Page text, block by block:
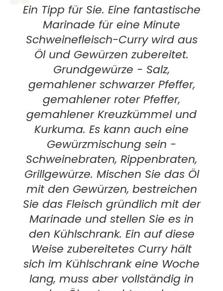
Ein Tipp für Sie. Eine fantastische
Marinade für eine Minute
Schweinefleisch-Curry wird aus
Öl und Gewürzen zubereitet.
Grundgewürze - Salz,
gemahlener schwarzer Pfeffer,
gemahlener roter Pfeffer,
gemahlener Kreuzkümmel und
Kurkuma. Es kann auch eine
Gewürzmischung sein -
Schweinebraten, Rippenbraten,
Grillgewürze. Mischen Sie das Öl
mit den Gewürzen, bestreichen
Sie das Fleisch gründlich mit der
Marinade und stellen Sie es in
den Kühlschrank. Ein auf diese
Weise zubereitetes Curry hält
sich im Kühlschrank eine Woche
lang, muss aber vollständig in